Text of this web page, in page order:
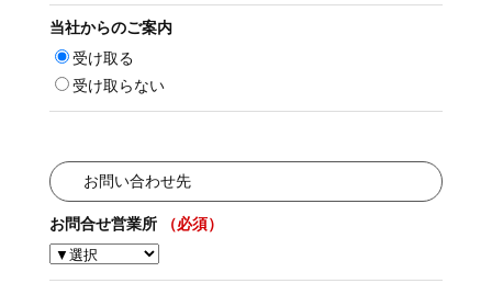
当社からのご案内
受け取る
受け取らない
お問い合わせ先
お問合せ営業所 （必須）